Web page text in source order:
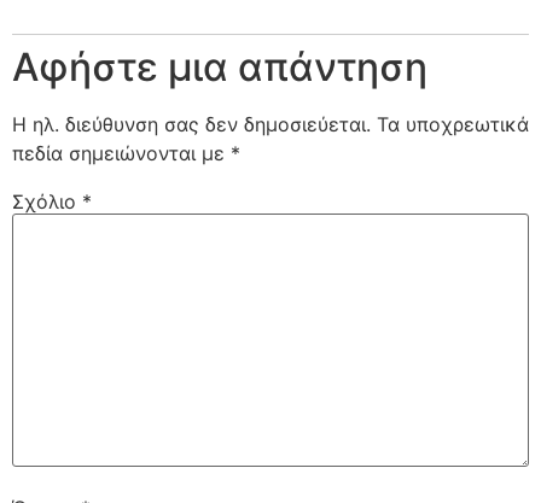
Αφήστε μια απάντηση
Η ηλ. διεύθυνση σας δεν δημοσιεύεται. Τα υποχρεωτικά
πεδία σημειώνονται με *
Σχόλιο *